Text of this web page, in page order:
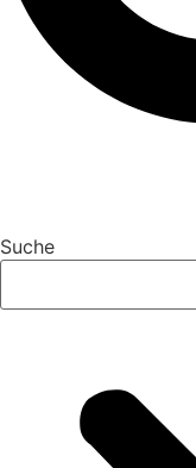
Suche